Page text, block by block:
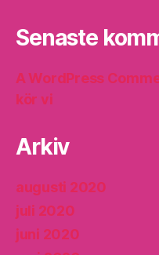
Senaste
A WordPress
kör vi
Arkiv
augusti 2020
juli 2020
juni 2020